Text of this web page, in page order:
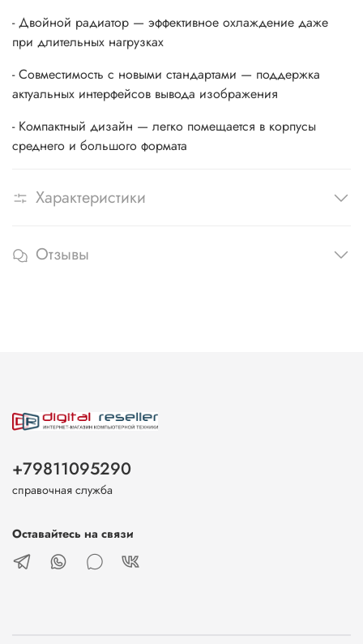
- Двойной радиатор — эффективное охлаждение даже
при длительных нагрузках
- Совместимость с новыми стандартами — поддержка
актуальных интерфейсов вывода изображения
- Компактный дизайн — легко помещается в корпусы
среднего и большого формата
Характеристики
Отзывы
+79811095290
справочная служба
Оставайтесь на связи